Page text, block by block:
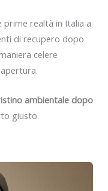
prime realtà in Italia a
di recupero dopo
celere
ambientale dopo
giusto.